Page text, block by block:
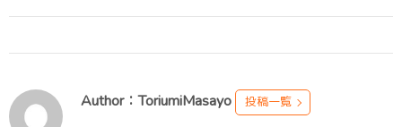
Author：ToriumiMasayo 投稿一覧